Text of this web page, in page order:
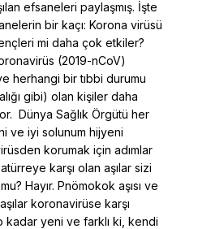
efsaneleri paylaşmış. İşte
bir kaçı: Korona virüsü
mi daha çok etkiler?
(2019-nCoV)
herhangi bir tıbbi durumu
gibi) olan kişiler daha
Dünya Sağlık Örgütü her
ve iyi solunum hijyeni
korumak için adımlar
karşı olan aşılar sizi
Hayır. Pnömokok aşısı ve
koronavirüse karşı
kadar yeni ve farklı ki, kendi